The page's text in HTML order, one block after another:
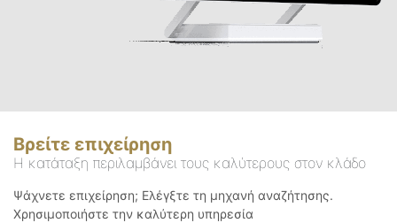
Βρείτε επιχείρηση
Η κατάταξη περιλαμβάνει τους καλύτερους στον κλάδο
Ψάχνετε επιχείρηση; Ελέγξτε τη μηχανή αναζήτησης.
Χρησιμοποιήστε την καλύτερη υπηρεσία